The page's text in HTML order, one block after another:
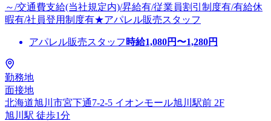
～/交通費支給(当社規定内)/昇給有/従業員割引制度有/有給休
暇有/社員登用制度有★アパレル販売スタッフ
アパレル販売スタッフ 時給1,080円〜1,280円
勤務地
面接地
北海道旭川市宮下通7-2-5 イオンモール旭川駅前 2F
旭川駅 徒歩1分